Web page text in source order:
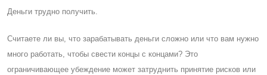
Деньги трудно получить.
Cчитаете ли вы, что зарабатывать деньги сложно или что вам нужно
много работать, чтобы свести концы с концами? Это
ограничивающее убеждение может затруднить принятие рисков или